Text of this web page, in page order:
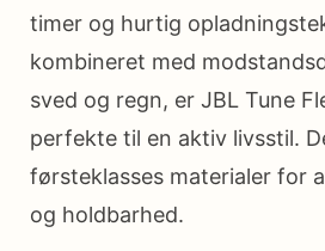
timer og hurtig
kombineret med
sved og regn, er JBL Tune
perfekte til en aktiv livsstil.
førsteklasses materialer for
og holdbarhed.